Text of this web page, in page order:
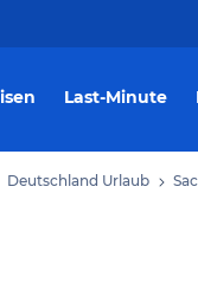
Last-Minute
Deutschland Urlaub